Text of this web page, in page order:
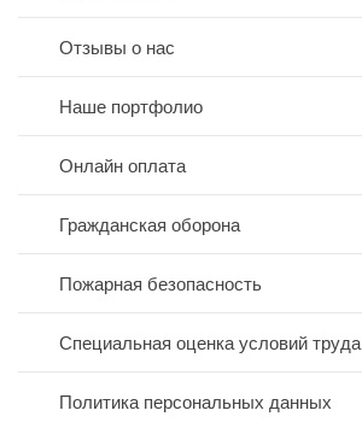
Отзывы о нас
Наше портфолио
Онлайн оплата
Гражданская оборона
Пожарная безопасность
Специальная оценка условий труда
Политика персональных данных